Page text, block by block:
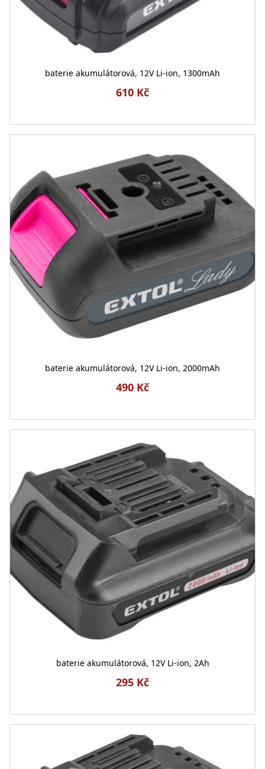
baterie akumulátorová, 12V Li-ion, 1300mAh
610 Kč
baterie akumulátorová, 12V Li-ion, 2000mAh
490 Kč
baterie akumulátorová, 12V Li-ion, 2Ah
295 Kč